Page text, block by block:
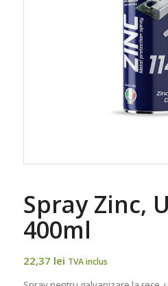
Spray Zinc,
400ml
22,37 lei TVA inclus